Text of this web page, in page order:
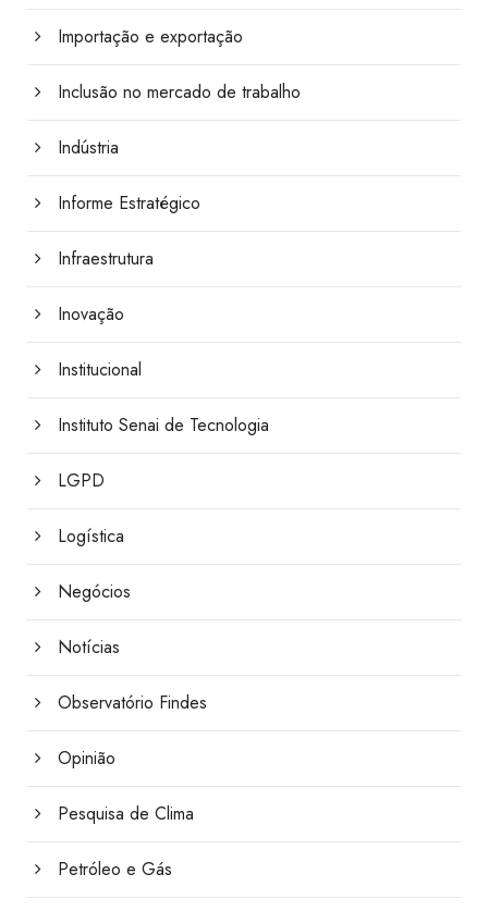
Importação e exportação
Inclusão no mercado de trabalho
Indústria
Informe Estratégico
Infraestrutura
Inovação
Institucional
Instituto Senai de Tecnologia
LGPD
Logística
Negócios
Notícias
Observatório Findes
Opinião
Pesquisa de Clima
Petróleo e Gás